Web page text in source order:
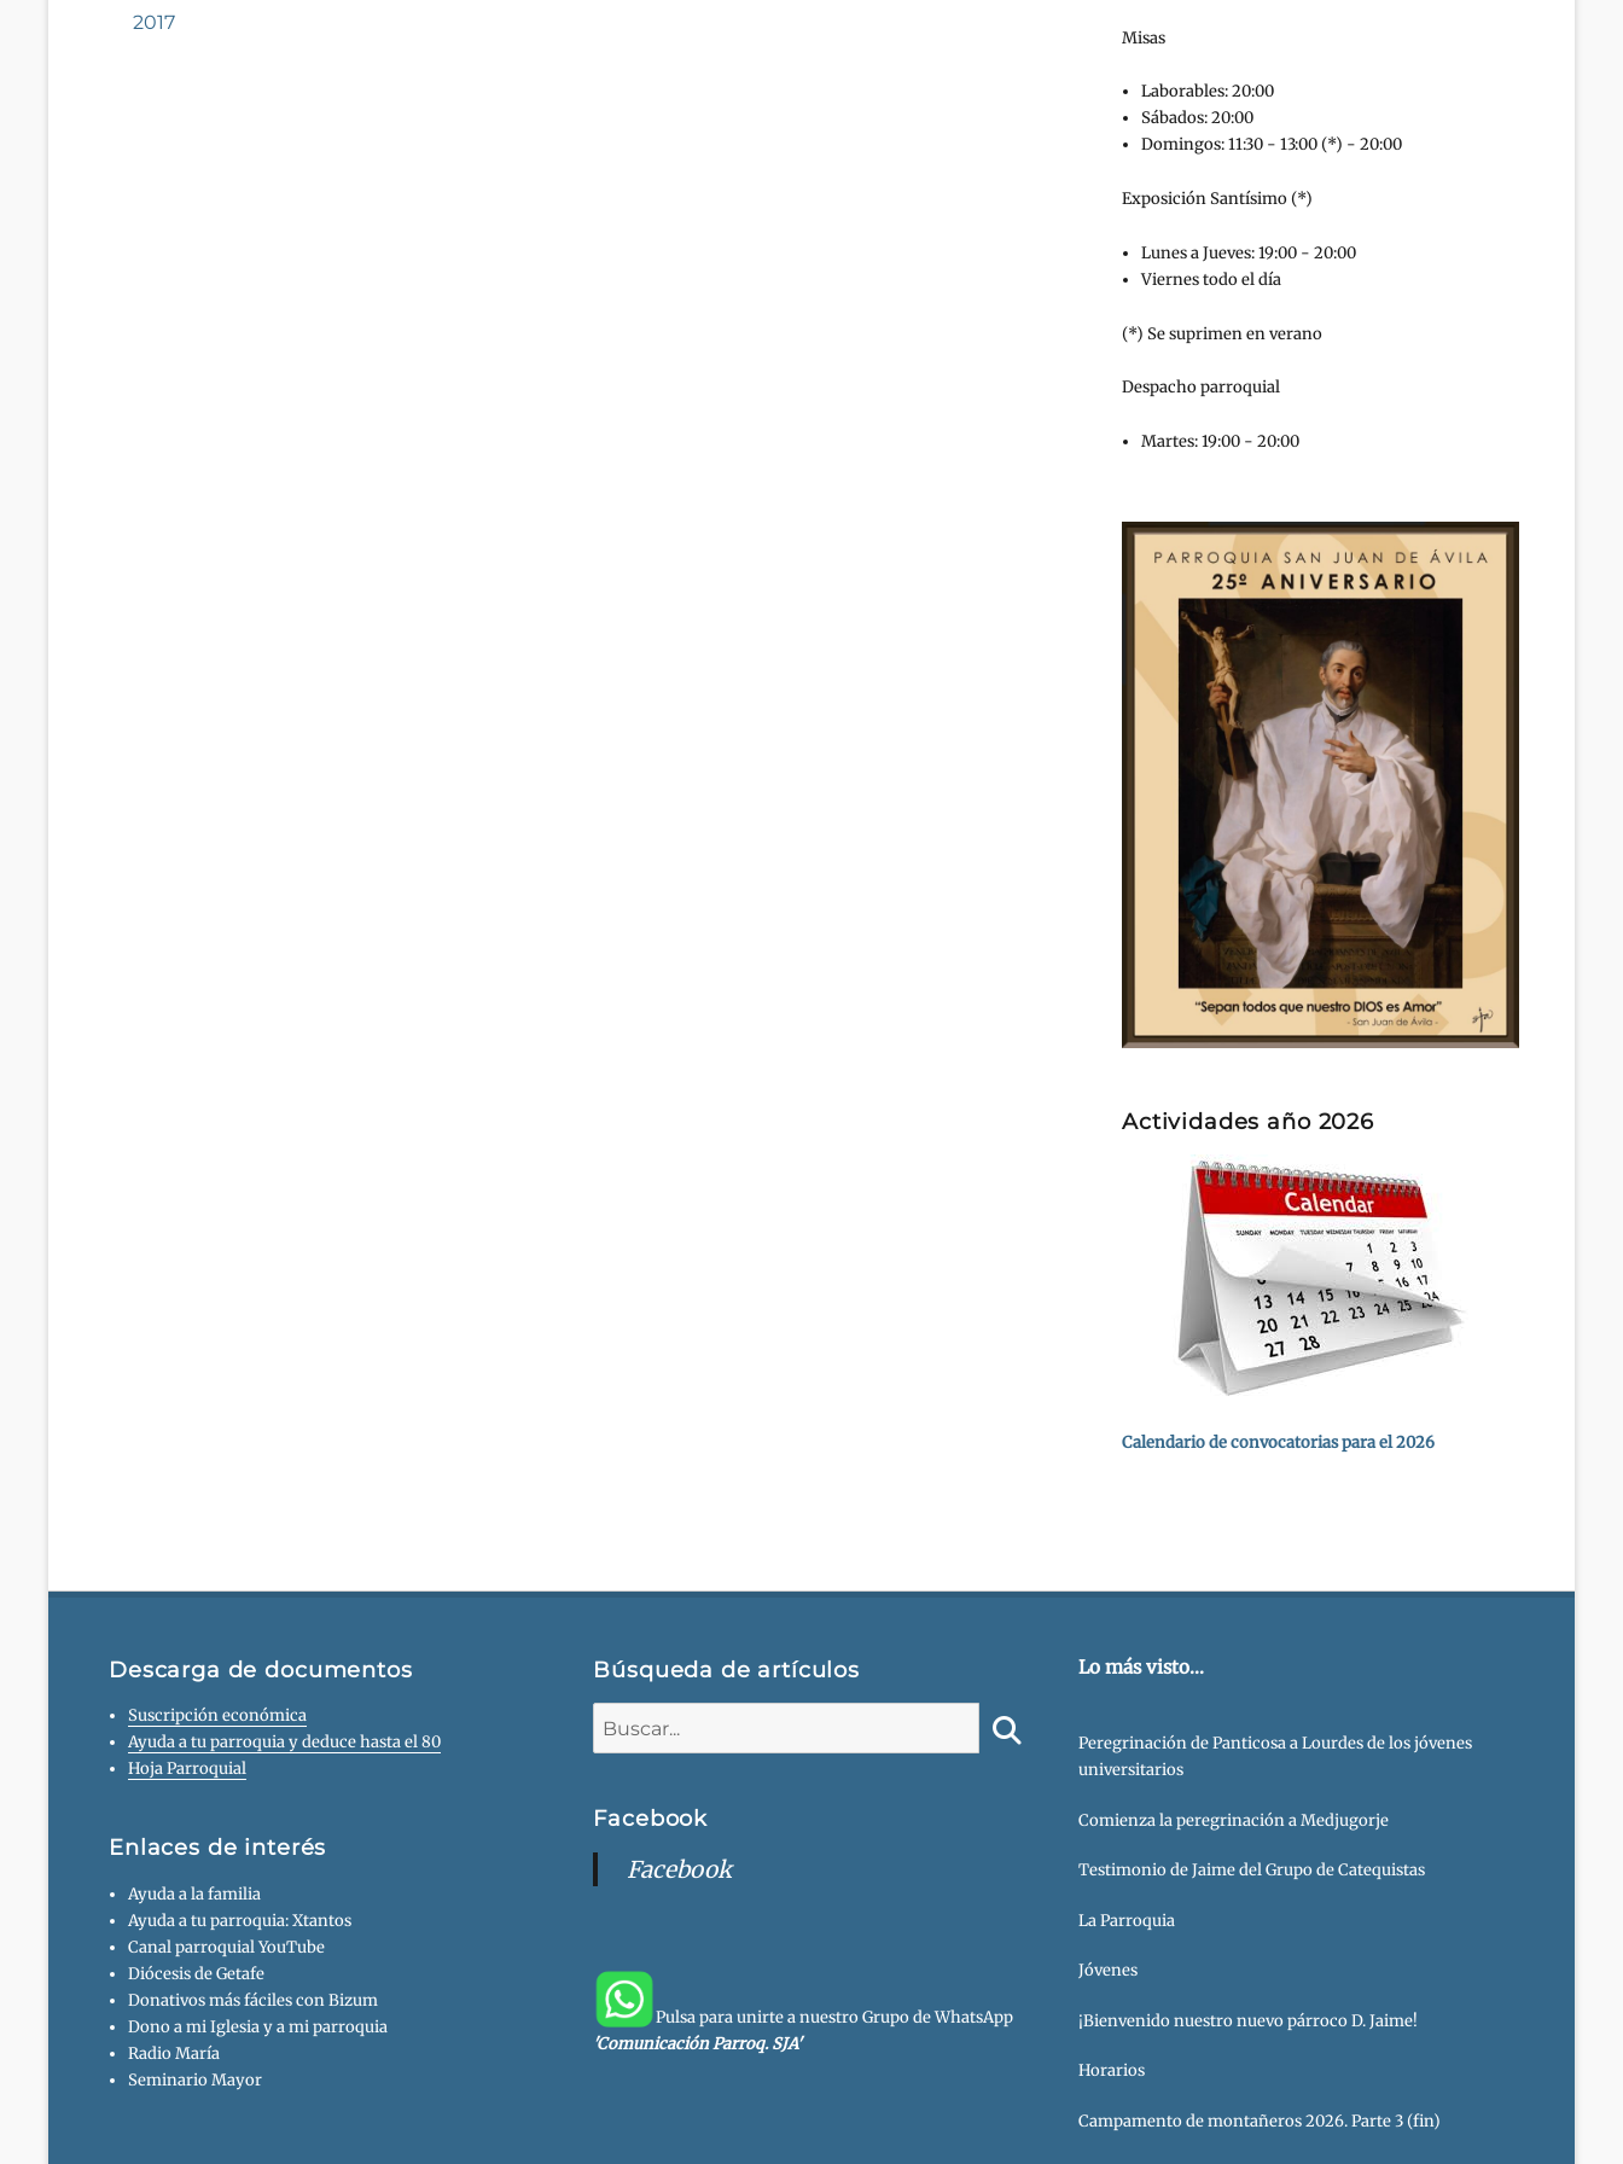
entradas
anterior:
2017
Misas
Laborables: 20:00
Sábados: 20:00
Domingos: 11:30 - 13:00 (*) - 20:00
Exposición Santísimo (*)
Lunes a Jueves: 19:00 - 20:00
Viernes todo el día
(*) Se suprimen en verano
Despacho parroquial
Martes: 19:00 - 20:00
Actividades año 2026
Calendario de convocatorias para el 2026
Descarga de documentos
Suscripción económica
Ayuda a tu parroquia y deduce hasta el 80
Hoja Parroquial
Enlaces de interés
Ayuda a la familia
Ayuda a tu parroquia: Xtantos
Canal parroquial YouTube
Diócesis de Getafe
Donativos más fáciles con Bizum
Dono a mi Iglesia y a mi parroquia
Radio María
Seminario Mayor
Búsqueda de artículos
Facebook
Facebook
Pulsa para unirte a nuestro Grupo de WhatsApp
'Comunicación Parroq. SJA'
Lo más visto...
Peregrinación de Panticosa a Lourdes de los jóvenes
universitarios
Comienza la peregrinación a Medjugorje
Testimonio de Jaime del Grupo de Catequistas
La Parroquia
Jóvenes
¡Bienvenido nuestro nuevo párroco D. Jaime!
Horarios
Campamento de montañeros 2026. Parte 3 (fin)